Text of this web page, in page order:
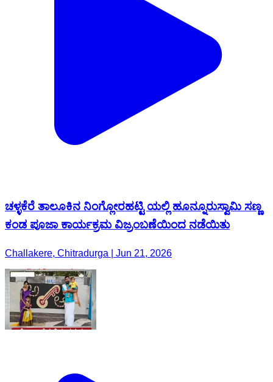
ಚಳ್ಳಕೆರೆ ತಾಲೂಕಿನ ನಿಂಗ್ಲೋರಹಟ್ಟಿ ಯಲ್ಲಿ ಹೂನ್ನೂರುಸ್ವಾಮಿ ಸಣ್ಣ
ಕಂಡ ಪೂಜಾ ಕಾರ್ಯಕ್ರಮ ವಿಜ್ರಂಬಣೆಯಿಂದ ನಡೆಯಿತು
Challakere, Chitradurga | Jun 21, 2026